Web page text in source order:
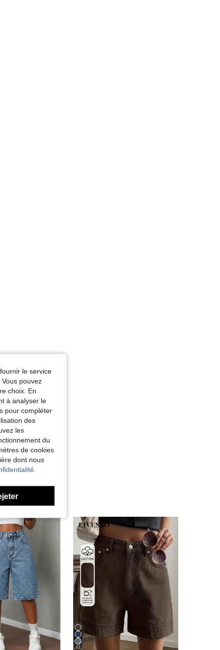
75 cm / 30 in, Couleur: Bleu azur, Taille: L
Taille: M
22
le service
pouvez
choix. En
à analyser le
pour compléter
des
les
du
de cookies
dont nous